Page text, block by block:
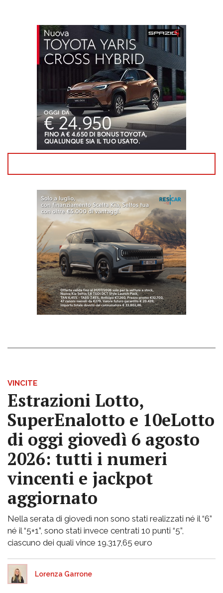
VINCITE
Estrazioni Lotto,
SuperEnalotto e 10eLotto
di oggi giovedì 6 agosto
2026: tutti i numeri
vincenti e jackpot
aggiornato
Nella serata di giovedì non sono stati realizzati né il “6”
né il “5+1”, sono stati invece centrati 10 punti “5”,
ciascuno dei quali vince 19.317,65 euro
Lorenza Garrone